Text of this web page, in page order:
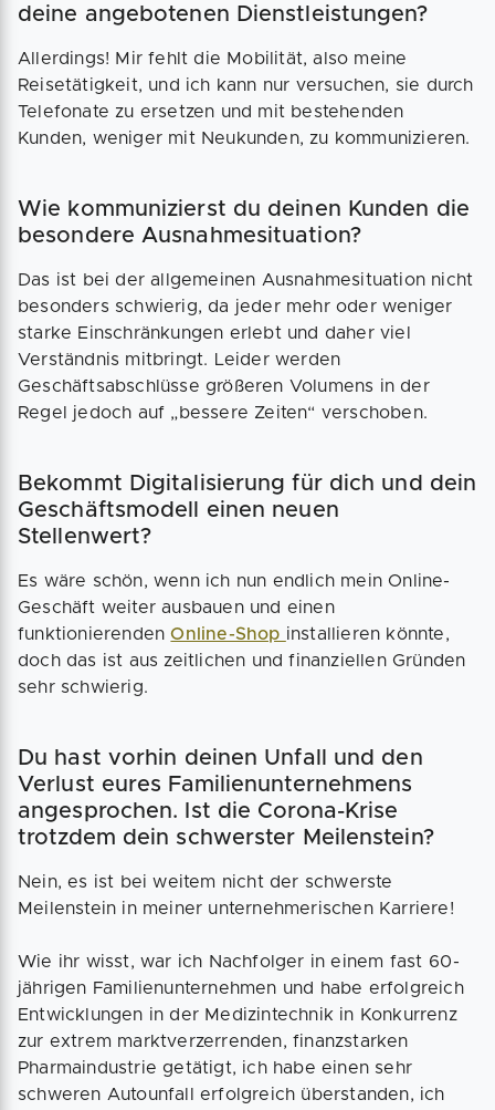
deine angebotenen Dienstleistungen?
Allerdings! Mir fehlt die Mobilität, also meine
Reisetätigkeit, und ich kann nur versuchen, sie durch
Telefonate zu ersetzen und mit bestehenden
Kunden, weniger mit Neukunden, zu kommunizieren.
Wie kommunizierst du deinen Kunden die
besondere Ausnahmesituation?
Das ist bei der allgemeinen Ausnahmesituation nicht
besonders schwierig, da jeder mehr oder weniger
starke Einschränkungen erlebt und daher viel
Verständnis mitbringt. Leider werden
Geschäftsabschlüsse größeren Volumens in der
Regel jedoch auf „bessere Zeiten“ verschoben.
Bekommt Digitalisierung für dich und dein
Geschäftsmodell einen neuen
Stellenwert?
Es wäre schön, wenn ich nun endlich mein Online-
Geschäft weiter ausbauen und einen
funktionierendenOnline-Shop installieren könnte,
doch das ist aus zeitlichen und finanziellen Gründen
sehr schwierig.
Du hast vorhin deinen Unfall und den
Verlust eures Familienunternehmens
angesprochen. Ist die Corona-Krise
trotzdem dein schwerster Meilenstein?
Nein, es ist bei weitem nicht der schwerste
Meilenstein in meiner unternehmerischen Karriere!
Wie ihr wisst, war ich Nachfolger in einem fast 60-
jährigen Familienunternehmen und habe erfolgreich
Entwicklungen in der Medizintechnik in Konkurrenz
zur extrem marktverzerrenden, finanzstarken
Pharmaindustrie getätigt, ich habe einen sehr
schweren Autounfall erfolgreich überstanden, ich